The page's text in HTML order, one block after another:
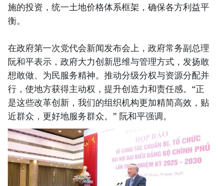
施的投资，统一土地价格体系框架，确保各方利益平
衡。
在政府第一次党代会新闻发布会上，政府常务副总理
阮和平表示，政府大力创新思维与管理方式，发扬敢
想敢做、为民服务精神。推动分级分权与资源分配并
行，使地方获得主动权，提升创造力和责任感。“正
是这些改革创新，我们的组织机构更加精简高效，贴
近群众，更好地服务群众。” 阮和平强调。